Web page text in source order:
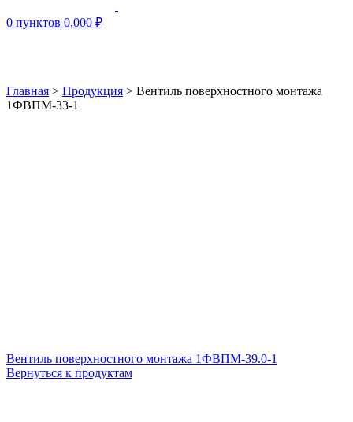
0 пунктов 0,000 ₽
Главная > Продукция > Вентиль поверхностного монтажа
1ФВПМ-33-1
Вентиль поверхностного монтажа 1ФВПМ-39.0-1
Вернуться к продуктам